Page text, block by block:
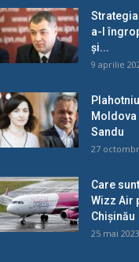
a-l
și...
9 aprilie
Moldova
Sandu
27
Care
Wizz Air
Chișinău
25 mai 2023